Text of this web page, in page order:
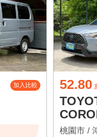
加入比較 52.80
桃園市 /